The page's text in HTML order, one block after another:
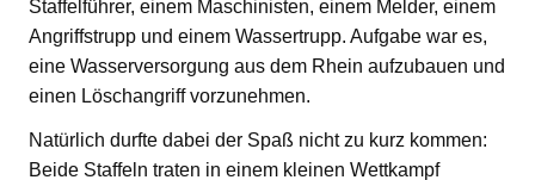
Staffelführer, einem Maschinisten, einem Melder, einem
Angriffstrupp und einem Wassertrupp. Aufgabe war es,
eine Wasserversorgung aus dem Rhein aufzubauen und
einen Löschangriff vorzunehmen.
Natürlich durfte dabei der Spaß nicht zu kurz kommen:
Beide Staffeln traten in einem kleinen Wettkampf